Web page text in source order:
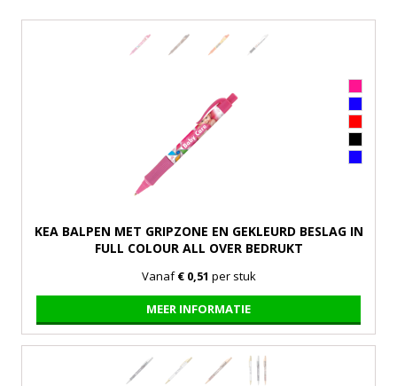
KEA BALPEN MET GRIPZONE EN GEKLEURD BESLAG IN
FULL COLOUR ALL OVER BEDRUKT
Vanaf€ 0,51 per stuk
MEER INFORMATIE